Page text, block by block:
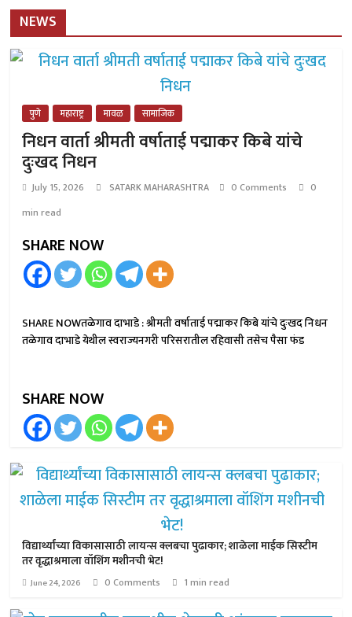
NEWS
पुणे महाराष्ट्र मावळ सामाजिक
निधन वार्ता श्रीमती वर्षाताई पद्माकर किबे यांचे
दुःखद निधन
July 15, 2026 SATARK MAHARASHTRA 0 Comments
0
min read
SHARE NOW
SHARE NOWतळेगाव दाभाडे : श्रीमती वर्षाताई पद्माकर किबे यांचे दुःखद निधन
तळेगाव दाभाडे येथील स्वराज्यनगरी परिसरातील रहिवासी तसेच पैसा फंड
SHARE NOW
विद्यार्थ्यांच्या विकासासाठी लायन्स क्लबचा पुढाकार; शाळेला माईक सिस्टीम
तर वृद्धाश्रमाला वॉशिंग मशीनची भेट!
June 24, 2026 0 Comments 1 min read